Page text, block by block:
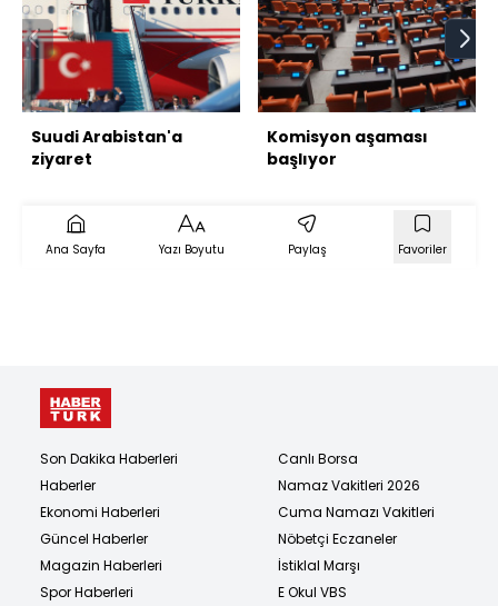
Suudi Arabistan'a
ziyaret
Komisyon aşaması
başlıyor
Ana Sayfa Yazı Boyutu Paylaş Favoriler
Son Dakika Haberleri
Haberler
Ekonomi Haberleri
Güncel Haberler
Magazin Haberleri
Spor Haberleri
Canlı Borsa
Namaz Vakitleri 2026
Cuma Namazı Vakitleri
Nöbetçi Eczaneler
İstiklal Marşı
E Okul VBS